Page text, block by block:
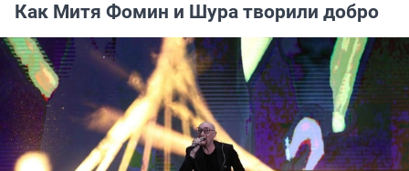
Как Митя Фомин и Шура творили добро